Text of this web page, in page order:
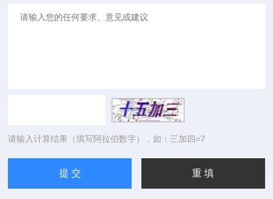
请输入计算结果（填写阿拉伯数字），如：三加四=7